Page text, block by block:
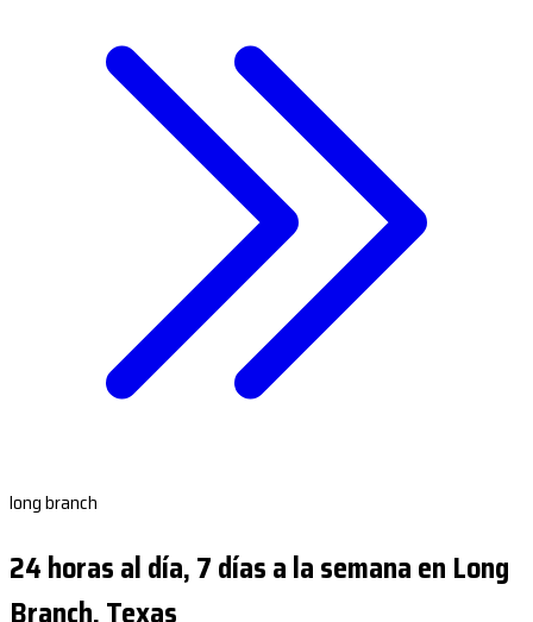
long branch
24 horas al día, 7 días a la semana en Long